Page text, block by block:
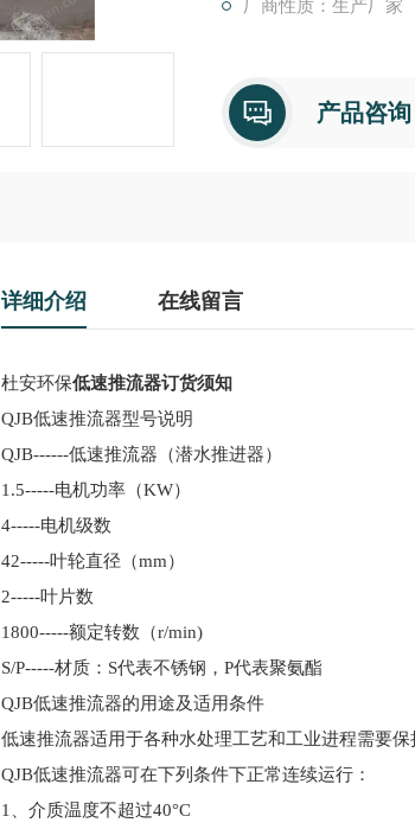
厂商性质：生产厂家
产品咨询
详细介绍 在线留言
杜安环保低速推流器订货须知
QJB低速推流器型号说明
QJB------低速推流器（潜水推进器）
1.5-----电机功率（KW）
4-----电机级数
42-----叶轮直径（mm）
2-----叶片数
1800-----额定转数（r/min)
S/P-----材质： S代表不锈钢， P代表聚氨酯
QJB低速推流器的用途及适用条件
低速推流器适用于各种水处理工艺和工业进程需要
QJB低速推流器可在下列条件下正常连续运行：
1
、介质温度不超过40°C